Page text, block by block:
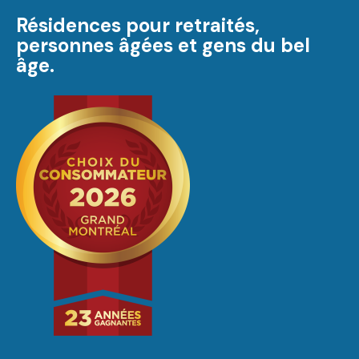
Résidences pour retraités,
personnes âgées et gens du bel
âge.